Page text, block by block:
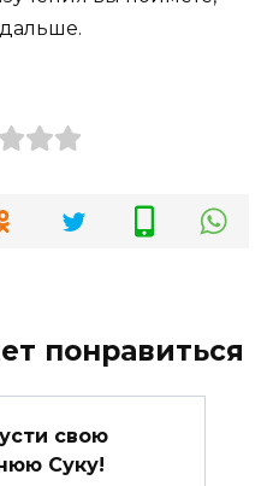
понравиться
свою
Суку!